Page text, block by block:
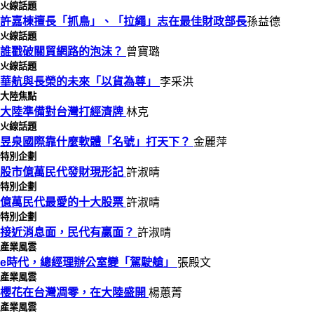
火線話題
許嘉棟擅長「抓鳥」、「拉繩」志在最佳財政部長孫益德
火線話題
誰戳破關貿網路的泡沫？ 曾寶璐
火線話題
華航與長榮的未來「以貨為尊」 李采洪
大陸焦點
大陸準備對台灣打經濟牌 林克
火線話題
昱泉國際靠什麼軟體「名號」打天下？ 金麗萍
特別企劃
股市億萬民代發財現形記 許淑晴
特別企劃
億萬民代最愛的十大股票 許淑晴
特別企劃
接近消息面，民代有贏面？ 許淑晴
產業風雲
e時代，總經理辦公室變「駕駛艙」 張殿文
產業風雲
櫻花在台灣凋零，在大陸盛開 楊蕙菁
產業風雲